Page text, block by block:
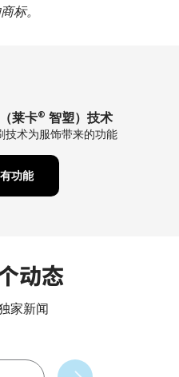
标。
（莱卡® 智塑）技术
技术为服饰带来的功能
功能
动态
家新闻